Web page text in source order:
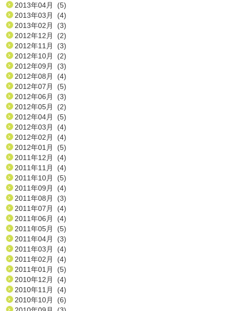
2013年04月 (5)
2013年03月 (4)
2013年02月 (3)
2012年12月 (2)
2012年11月 (3)
2012年10月 (2)
2012年09月 (3)
2012年08月 (4)
2012年07月 (5)
2012年06月 (3)
2012年05月 (2)
2012年04月 (5)
2012年03月 (4)
2012年02月 (4)
2012年01月 (5)
2011年12月 (4)
2011年11月 (4)
2011年10月 (5)
2011年09月 (4)
2011年08月 (3)
2011年07月 (4)
2011年06月 (4)
2011年05月 (5)
2011年04月 (3)
2011年03月 (4)
2011年02月 (4)
2011年01月 (5)
2010年12月 (4)
2010年11月 (4)
2010年10月 (6)